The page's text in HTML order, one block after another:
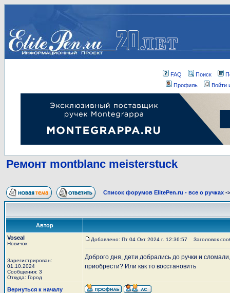
FAQ Поиск
Профиль
Войти
Ремонт montblanc meisterstuck
Список форумов ElitePen.ru - все о ручках -
Автор
Voseal
Новичок
Зарегистрирован:
01.10.2024
Сообщения: 3
Откуда: Город
Добавлено: Пт 04 Окт 2024 г. 12:36:57 Заголовок
Доброго дня, дети добрались до ручки и
приобрести? Или как то восстановить
Вернуться к началу